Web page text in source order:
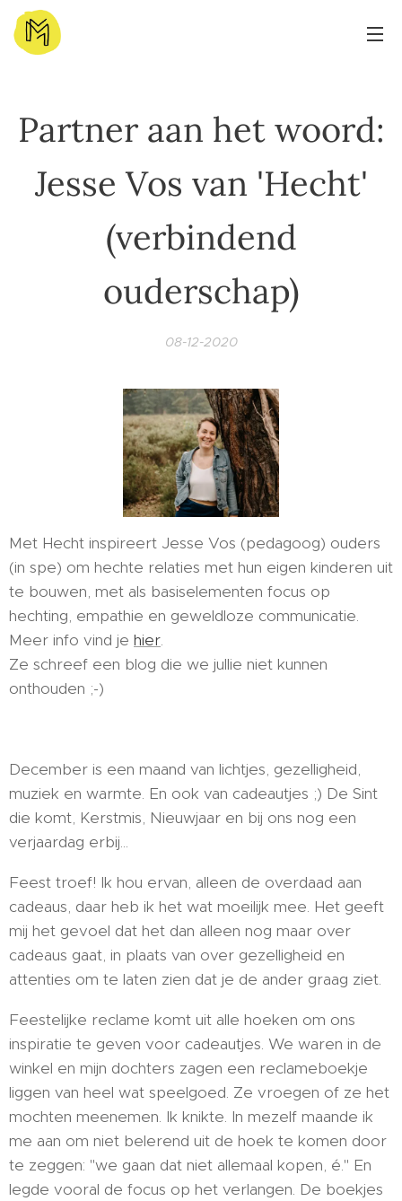
Partner aan het woord:
Jesse Vos van 'Hecht'
(verbindend
ouderschap)
08-12-2020
Met Hecht inspireert Jesse Vos (pedagoog) ouders
(in spe) om hechte relaties met hun eigen kinderen uit
te bouwen, met als basiselementen focus op
hechting, empathie en geweldloze communicatie.
Meer info vind je hier.
Ze schreef een blog die we jullie niet kunnen
onthouden ;-)
December is een maand van lichtjes, gezelligheid,
muziek en warmte. En ook van cadeautjes ;) De Sint
die komt, Kerstmis, Nieuwjaar en bij ons nog een
verjaardag erbij...
Feest troef! Ik hou ervan, alleen de overdaad aan
cadeaus, daar heb ik het wat moeilijk mee. Het geeft
mij het gevoel dat het dan alleen nog maar over
cadeaus gaat, in plaats van over gezelligheid en
attenties om te laten zien dat je de ander graag ziet.
Feestelijke reclame komt uit alle hoeken om ons
inspiratie te geven voor cadeautjes. We waren in de
winkel en mijn dochters zagen een reclameboekje
liggen van heel wat speelgoed. Ze vroegen of ze het
mochten meenemen. Ik knikte. In mezelf maande ik
me aan om niet belerend uit de hoek te komen door
te zeggen: "we gaan dat niet allemaal kopen, é." En
legde vooral de focus op het verlangen. De boekjes